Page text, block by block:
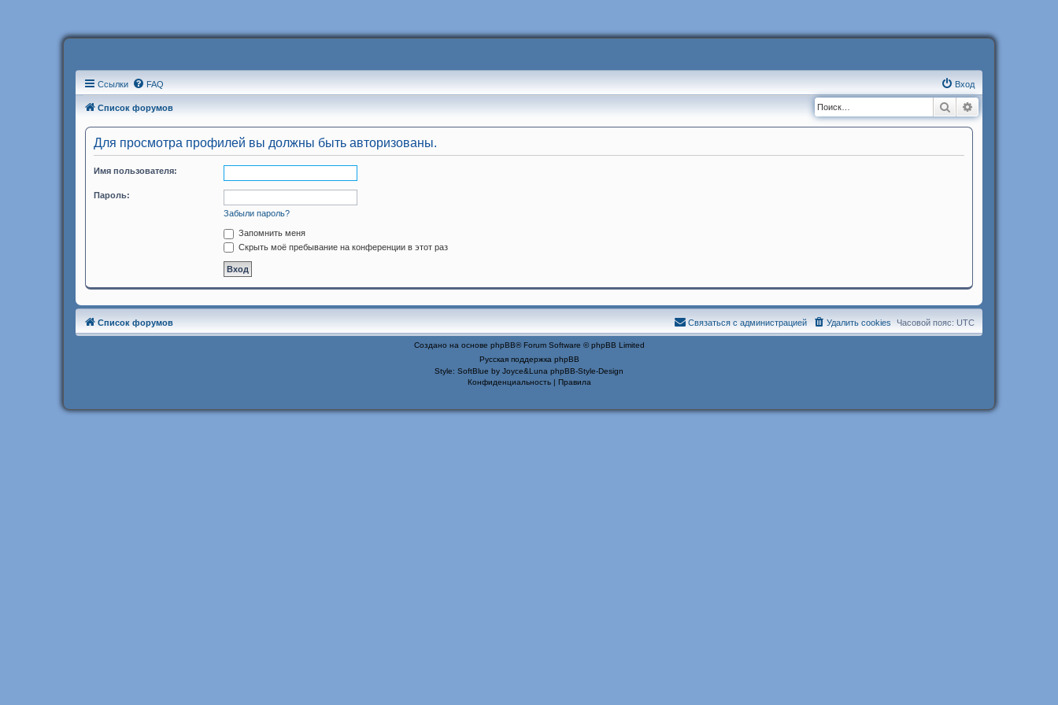
Ссылки FAQ Вход
Список форумов Поиск
Для просмотра профилей вы должны быть авторизованы.
Имя пользователя:
Пароль:
Забыли пароль?
Запомнить меня
Скрыть моё пребывание на конференции в этот раз
Список форумов Часовой пояс: UTC
Удалить cookies
Связаться с администрацией
Создано на основе phpBB® Forum Software © phpBB Limited
Русская поддержка phpBB
Style: SoftBlue by Joyce&Luna phpBB-Style-Design
Конфиденциальность| Правила